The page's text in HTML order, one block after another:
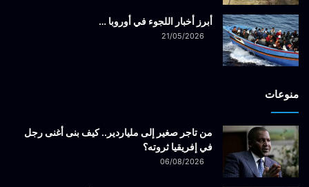
أبرز أخبار اللجوء في أوروبا …
21/05/2026
منوعات
من تاجر صغير إلى ملياردير.. كيف بنى أغنى رجل
في إفريقيا ثروته؟
06/08/2026